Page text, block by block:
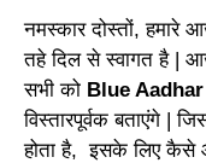
नमस्कार दोस्तों,
तहे दिल से स्वागत है |
सभी को Blue
विस्तारपूर्वक बताएंगे |
होता है, इसके लिए कैसे